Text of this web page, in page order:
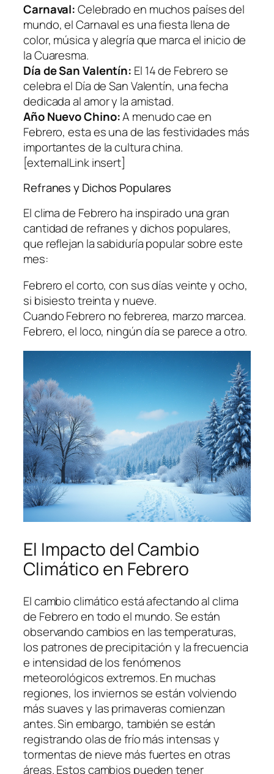
Carnaval:Celebrado en muchos países del
mundo, el Carnaval es una fiesta llena de
color, música y alegría que marca el inicio de
la Cuaresma.
Día de San Valentín: El 14 de Febrero se
celebra el Día de San Valentín, una fecha
dedicada al amor y la amistad.
Año Nuevo Chino:A menudo cae en
Febrero, esta es una de las festividades más
importantes de la cultura china.
[externalLink insert]
Refranes y Dichos Populares
El clima de Febrero ha inspirado una gran
cantidad de refranes y dichos populares,
que reflejan la sabiduría popular sobre este
mes:
Febrero el corto, con sus días veinte y ocho,
si bisiesto treinta y nueve.
Cuando Febrero no febrerea, marzo marcea.
Febrero, el loco, ningún día se parece a otro.
El Impacto del Cambio
Climático en Febrero
El cambio climático está afectando al clima
de Febrero en todo el mundo. Se están
observando cambios en las temperaturas,
los patrones de precipitación y la frecuencia
e intensidad de los fenómenos
meteorológicos extremos. En muchas
regiones, los inviernos se están volviendo
más suaves y las primaveras comienzan
antes. Sin embargo, también se están
registrando olas de frío más intensas y
tormentas de nieve más fuertes en otras
áreas. Estos cambios pueden tener